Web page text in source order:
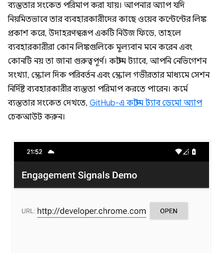
ব্যস্ততার সংকেত পরিমাপ করা যায়। আপনার অ্যাপ যদি
নিয়মিতভাবে তার ব্যবহারকারীদের কাছে ওয়েব কন্টেন্টের লিঙ্ক
প্রকাশ করে, উদাহরণস্বরূপ একটি নিউজ ফিডে, তাহলে
ব্যবহারকারীরা কোন লিঙ্কগুলিকে মূল্যবান মনে করেন এবং
কোনটি নয় তা জানা গুরুত্বপূর্ণ। কাস্টম ট্যাবে, আপনি নেভিগেশন
সংখ্যা, স্ক্রোল দিক পরিবর্তন এবং স্ক্রোল গভীরতার মাধ্যমে সেশন
নির্দিষ্ট ব্যবহারকারীর ব্যস্ততা পরিমাপ করতে পারেন। কর্মে
ব্যস্ততার সংকেত দেখতে, GitHub-এ কাস্টম ট্যাব ডেমো অ্যাপ
চেকআউট করুন।